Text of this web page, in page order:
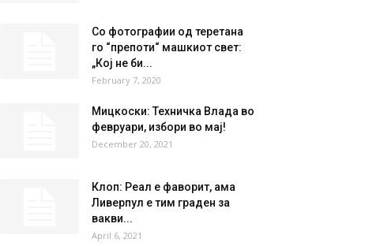
Со фотографии од теретана
го “препоти“ машкиот свет:
„Кој не би...
February 7, 2020
Мицкоски: Техничка Влада во
февруари, избори во мај!
December 20, 2021
Клоп: Реал е фаворит, ама
Ливерпул е тим граден за
вакви...
April 6, 2021